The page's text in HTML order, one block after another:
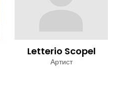
Letterio Scopel
Артист